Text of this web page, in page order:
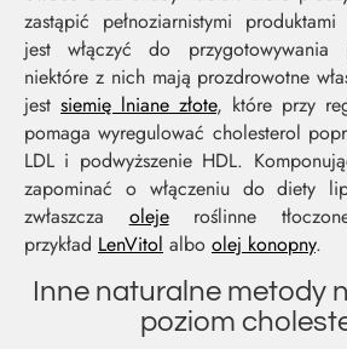
zastąpić pełnoziarnistymi
jest włączyć do przygotowywania
niektóre z nich mają prozdrowotne
jest siemię lniane złote, które przy
pomaga wyregulować cholesterol
LDL i podwyższenie HDL.
zapominać o włączeniu do diety
zwłaszcza olejeroślinne
przykład LenVitol albo olej konopny.
Inne naturalne metody
poziom